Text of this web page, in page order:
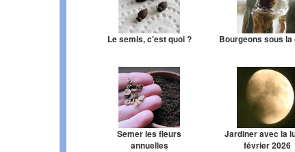
Le semis, c'est quoi ? Bourgeons sous la
Semer les fleurs
annuelles
Jardiner avec la
février 2026